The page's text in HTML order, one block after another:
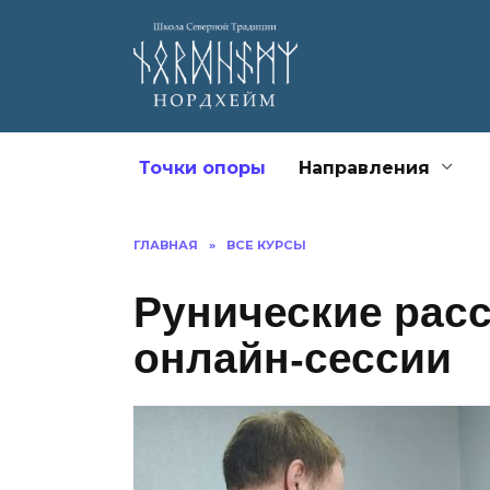
Точки опоры Направления
ГЛАВНАЯ » ВСЕ КУРСЫ
Рунические
онлайн-сессии